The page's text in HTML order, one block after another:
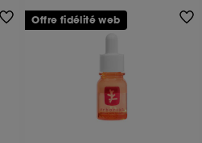
Offre fidélité web